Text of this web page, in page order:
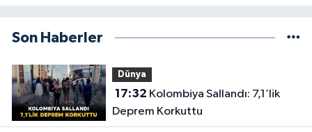
Son Haberler
Dünya
17:32
Deprem Korkuttu